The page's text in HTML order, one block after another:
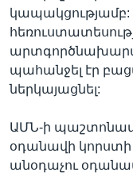
պահանջել էր
ներկայացնել:
ԱՄՆ-ի
օդանավի
անօդաչու